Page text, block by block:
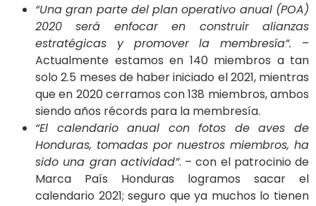
“Una gran parte del plan operativo anual (POA)
2020 será enfocar en construir alianzas
estratégicas y promover la membresía”. –
Actualmente estamos en 140 miembros a tan
solo 2.5 meses de haber iniciado el 2021, mientras
que en 2020 cerramos con 138 miembros, ambos
siendo años récords para la membresía.
“El calendario anual con fotos de aves de
Honduras, tomadas por nuestros miembros, ha
sido una gran actividad”. – con el patrocinio de
Marca País Honduras logramos sacar el
calendario 2021; seguro que ya muchos lo tienen